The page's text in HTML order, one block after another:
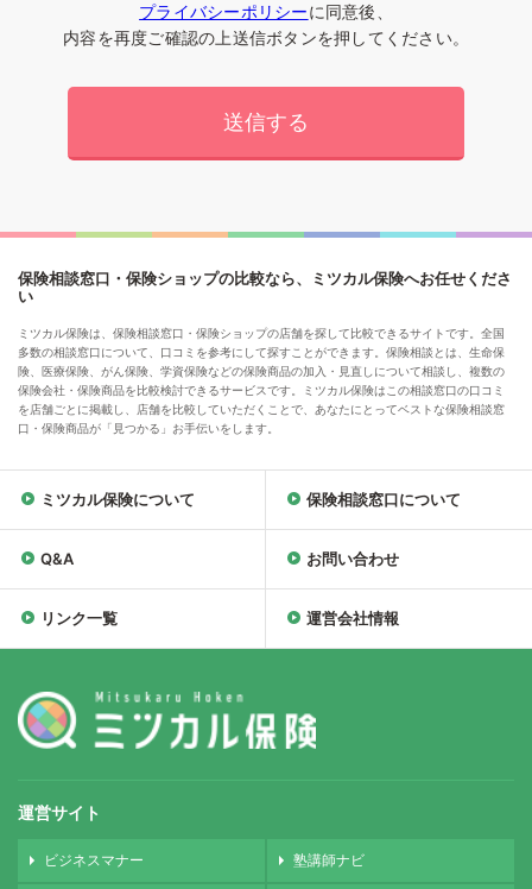
プライバシーポリシーに同意後、
内容を再度ご確認の上送信ボタンを押してください。
保険相談窓口・保険ショップの比較なら、ミツカル保険へお任せくださ
い
ミツカル保険は、保険相談窓口・保険ショップの店舗を探して比較できるサイトです。全国
多数の相談窓口について、口コミを参考にして探すことができます。保険相談とは、生命保
険、医療保険、がん保険、学資保険などの保険商品の加入・見直しについて相談し、複数の
保険会社・保険商品を比較検討できるサービスです。ミツカル保険はこの相談窓口の口コミ
を店舗ごとに掲載し、店舗を比較していただくことで、あなたにとってベストな保険相談窓
口・保険商品が「見つかる」お手伝いをします。
ミツカル保険について 保険相談窓口について
Q&A お問い合わせ
リンク一覧 運営会社情報
運営サイト
ビジネスマナー 塾講師ナビ